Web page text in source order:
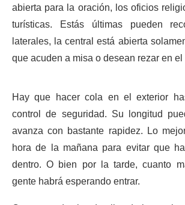
abierta para la oración, los oficios
turísticas. Estás últimas pueden
laterales, la central está abierta
que acuden a misa o desean rezar en el
Hay que hacer cola en el exterior
control de seguridad. Su longitud
avanza con bastante rapidez. Lo
hora de la mañana para evitar que
dentro. O bien por la tarde, cuanto
gente habrá esperando entrar.